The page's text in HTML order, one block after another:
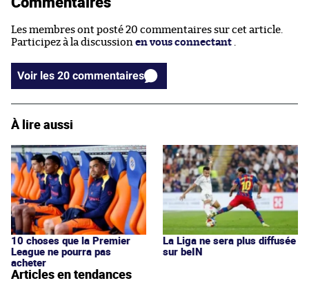
Les membres ont posté 20 commentaires sur cet article.
Participez à la discussion en vous connectant
Voir les 20 commentaires
À lire aussi
10 choses que la Premier
League ne pourra pas
acheter
La Liga ne sera plus diffusée
sur beIN
Articles en tendances